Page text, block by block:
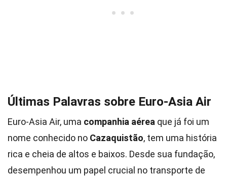
Últimas Palavras sobre Euro-Asia Air
Euro-Asia Air, uma companhia aérea que já foi um
nome conhecido no Cazaquistão, tem uma história
rica e cheia de altos e baixos. Desde sua fundação,
desempenhou um papel crucial no transporte de